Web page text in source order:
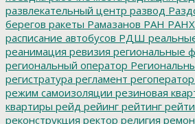
развлекательный центр развод
берегов ракеты Рамазанов РАН
расписание автобусов РДШ
реанимация ревизия региональные
региональный оператор
регистратура регламент регоператор
режим самоизоляции резиновая
квартиры рейд рейинг рейтинг
реконструкция ректор религия